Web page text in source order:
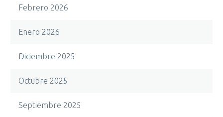
Febrero 2026
Enero 2026
Diciembre 2025
Octubre 2025
Septiembre 2025